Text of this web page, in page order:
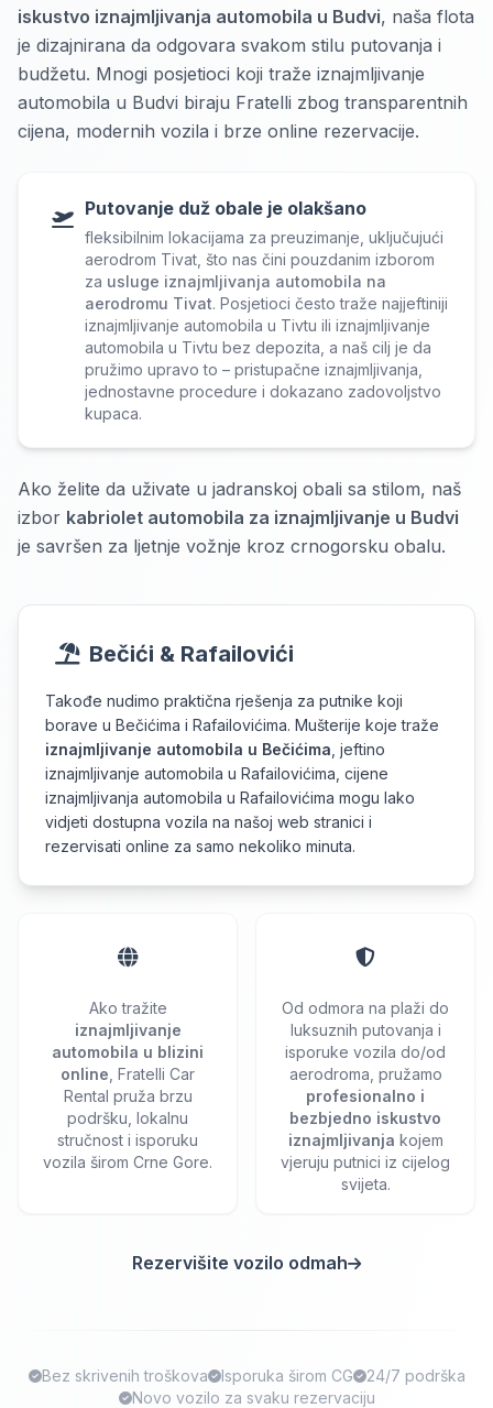
iskustvo iznajmljivanja automobila u Budvi, naša flota
je dizajnirana da odgovara svakom stilu putovanja i
budžetu. Mnogi posjetioci koji traže iznajmljivanje
automobila u Budvi biraju Fratelli zbog transparentnih
cijena, modernih vozila i brze online rezervacije.
Putovanje duž obale je olakšano
fleksibilnim lokacijama za preuzimanje, uključujući
aerodrom Tivat, što nas čini pouzdanim izborom
za usluge iznajmljivanja automobila na
aerodromu Tivat. Posjetioci često traže najjeftiniji
iznajmljivanje automobila u Tivtu ili iznajmljivanje
automobila u Tivtu bez depozita, a naš cilj je da
pružimo upravo to – pristupačne iznajmljivanja,
jednostavne procedure i dokazano zadovoljstvo
kupaca.
Ako želite da uživate u jadranskoj obali sa stilom, naš
izbor kabriolet automobila za iznajmljivanje u Budvi
je savršen za ljetnje vožnje kroz crnogorsku obalu.
Bečići & Rafailovići
Takođe nudimo praktična rješenja za putnike koji
borave u Bečićima i Rafailovićima. Mušterije koje traže
iznajmljivanje automobila u Bečićima , jeftino
iznajmljivanje automobila u Rafailovićima, cijene
iznajmljivanja automobila u Rafailovićima mogu lako
vidjeti dostupna vozila na našoj web stranici i
rezervisati online za samo nekoliko minuta.
Ako tražite
iznajmljivanje
automobila u blizini
online , Fratelli Car
Rental pruža brzu
podršku, lokalnu
stručnost i isporuku
vozila širom Crne Gore.
Od odmora na plaži do
luksuznih putovanja i
isporuke vozila do/od
aerodroma, pružamo
profesionalno i
bezbjedno iskustvo
iznajmljivanja kojem
vjeruju putnici iz cijelog
svijeta.
Rezervišite vozilo odmah
Bez skrivenih troškova Isporuka širom CG
24/7 podrška
Novo vozilo za svaku rezervaciju